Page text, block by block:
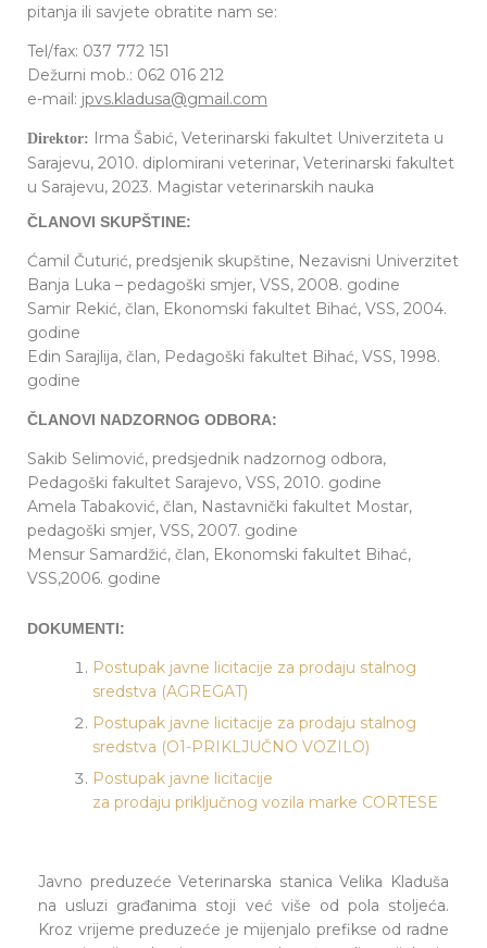
pitanja ili savjete obratite nam se:
Tel/fax: 037 772 151
Dežurni mob.: 062 016 212
e-mail: jpvs.kladusa@gmail.com
Direktor: Irma Šabić, Veterinarski fakultet Univerziteta u
Sarajevu, 2010. diplomirani veterinar, Veterinarski fakultet
u Sarajevu, 2023. Magistar veterinarskih nauka
ČLANOVI SKUPŠTINE:
Ćamil Čuturić, predsjenik skupštine, Nezavisni Univerzitet
Banja Luka – pedagoški smjer, VSS, 2008. godine
Samir Rekić, član, Ekonomski fakultet Bihać, VSS, 2004.
godine
Edin Sarajlija, član, Pedagoški fakultet Bihać, VSS, 1998.
godine
ČLANOVI NADZORNOG ODBORA:
Sakib Selimović, predsjednik nadzornog odbora,
Pedagoški fakultet Sarajevo, VSS, 2010. godine
Amela Tabaković, član, Nastavnički fakultet Mostar,
pedagoški smjer, VSS, 2007. godine
Mensur Samardžić, član, Ekonomski fakultet Bihać,
VSS,2006. godine
DOKUMENTI:
Postupak javne licitacije za prodaju stalnog
sredstva (AGREGAT)
Postupak javne licitacije za prodaju stalnog
sredstva (O1-PRIKLJUČNO VOZILO)
Postupak javne licitacije
za prodaju priključnog vozila marke CORTESE
Javno preduzeće Veterinarska stanica Velika Kladuša
na usluzi građanima stoji već više od pola stoljeća.
Kroz vrijeme preduzeće je mijenjalo prefikse od radne